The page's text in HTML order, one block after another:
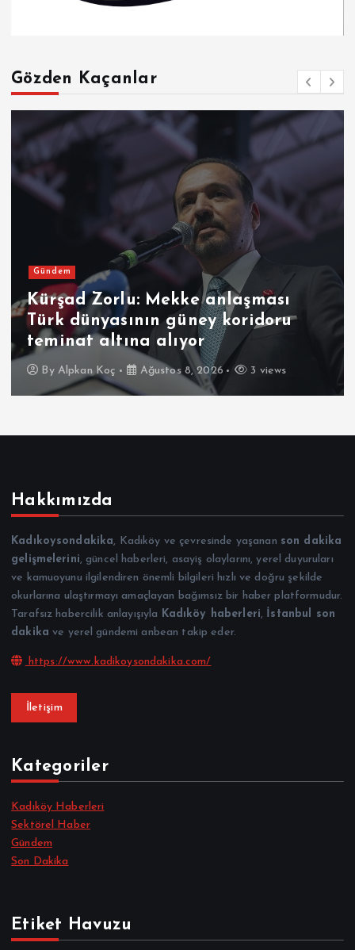
Gözden Kaçanlar
3 views
Son Dakika
Drone saldırısında hasar
Türk sahipli gemi
ByAlpkan Koç Ağustos 8, 2026
Hakkımızda
Kadıkoysondakika, Kadıköy ve çevresinde yaşanan son dakika
gelişmelerini, güncel haberleri, asayiş olaylarını, yerel duyuruları
ve kamuoyunu ilgilendiren önemli bilgileri hızlı ve doğru şekilde
okurlarına ulaştırmayı amaçlayan bağımsız bir haber platformudur.
Tarafsız habercilik anlayışıyla Kadıköy haberleri, İstanbul son
dakika ve yerel gündemi anbean takip eder.
https://www.kadikoysondakika.com/
İletişim
Kategoriler
Kadıköy Haberleri
Sektörel Haber
Gündem
Son Dakika
Etiket Havuzu